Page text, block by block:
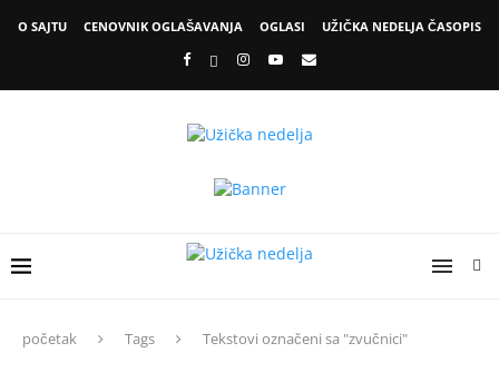
O SAJTU CENOVNIK OGLAŠAVANJA OGLASI UŽIČKA NEDELJA ČASOPIS
početak Tags Tekstovi označeni sa "zvučnici"